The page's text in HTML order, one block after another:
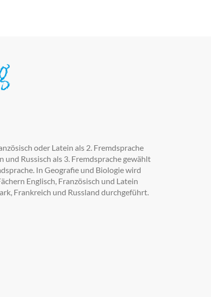
oder Latein als 2. Fremdsprache
und Russisch als 3. Fremdsprache gewählt
In Geografie und Biologie wird
Englisch, Französisch und Latein
Frankreich und Russland durchgeführt.